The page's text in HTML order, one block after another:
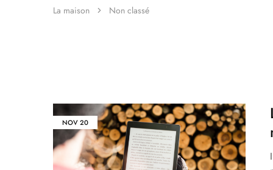
La maison Non classé
NOV20